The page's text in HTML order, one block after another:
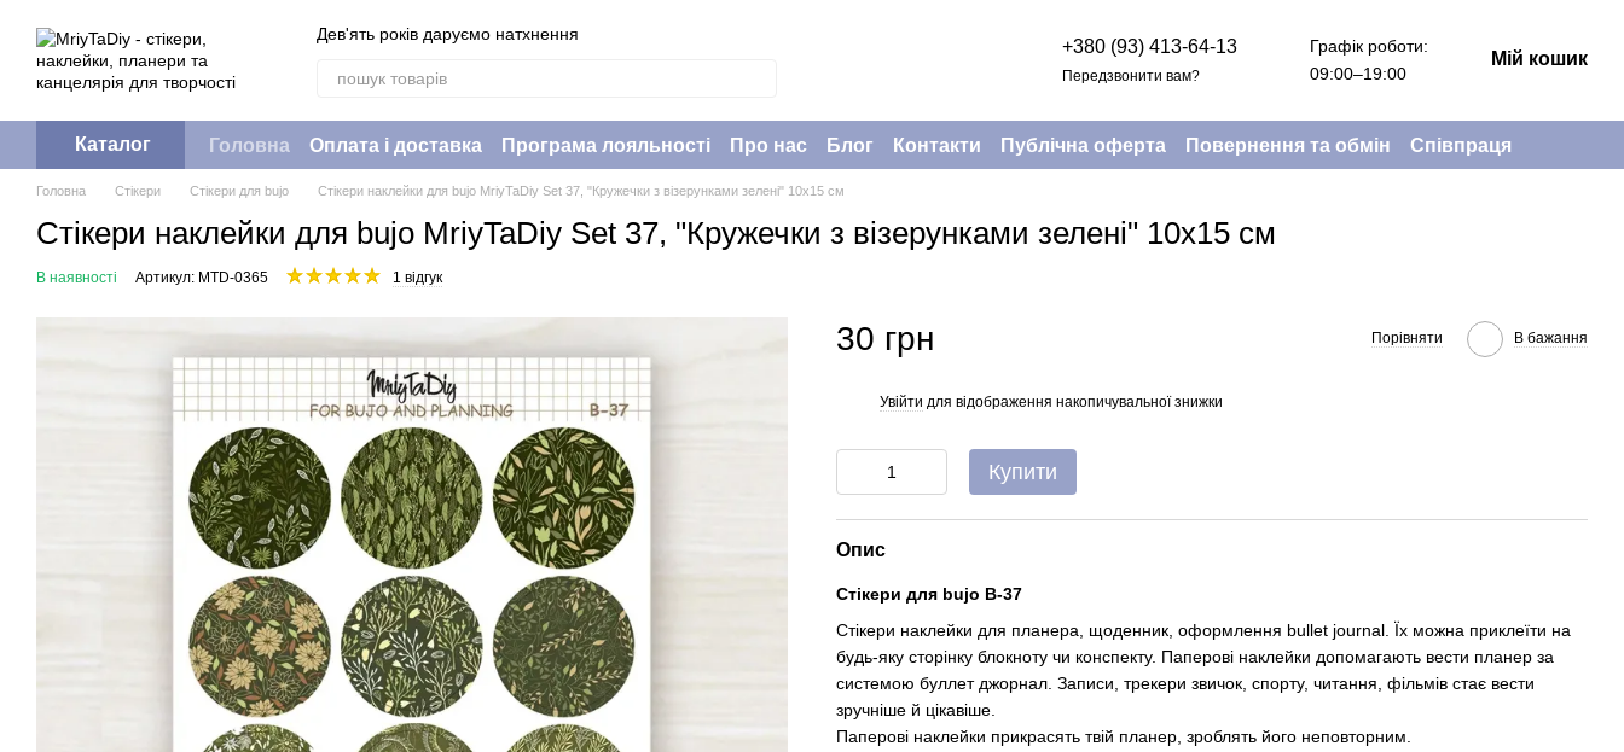
Дев'ять років даруємо натхнення
+380 (93) 413-64-13
Передзвонити вам?
Графік роботи:
09:00–19:00
Мій кошик
Каталог Головна Оплата і доставка Програма лояльності Про нас Блог Контакти Публічна оферта Повернення та обмін Співпраця
Головна Стікери Стікери для bujo Стікери наклейки для bujo MriyTaDiy Set 37, "Кружечки з візерунками зелені" 10х15 см
Стікери наклейки для bujo MriyTaDiy Set 37, "Кружечки з візерунками зелені" 10х15 см
В наявності Артикул: MTD-0365 1 відгук
30 грн Порівняти В бажання
Увійти для відображення накопичувальної знижки
Купити
Опис
Стікери для bujo B-37
Стікери наклейки для планера, щоденник, оформлення bullet journal. Їх можна приклеїти на
будь-яку сторінку блокноту чи конспекту. Паперові наклейки допомагають вести планер за
системою буллет джорнал. Записи, трекери звичок, спорту, читання, фільмів стає вести
зручніше й цікавіше.
Паперові наклейки прикрасять твій планер, зроблять його неповторним.